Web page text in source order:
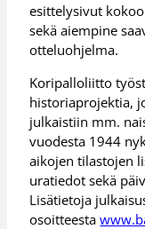
esittelysivut
sekä aiempine
otteluohjelma.
Koripalloliitto
historiaprojektia,
julkaistiin mm.
vuodesta 1944
aikojen tilastojen
uratiedot sekä
Lisätietoja
osoitteesta